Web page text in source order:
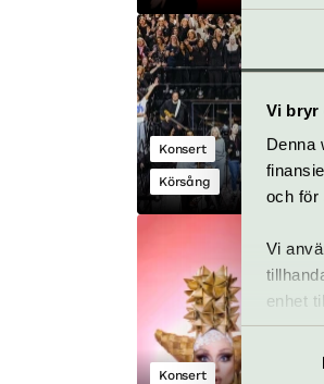
Vi bryr
Denna
och för
Vi
enhet
Konsert
Körsång
Konsert